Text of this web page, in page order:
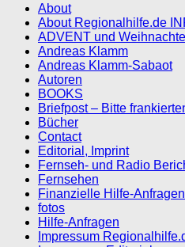
About
About Regionalhilfe.de
ADVENT und
Andreas Klamm
Andreas Klamm-Sabaot
Autoren
BOOKS
Briefpost – Bitte
Bücher
Contact
Editorial, Imprint
Fernseh- und Radio
Fernsehen
Finanzielle Hilfe-Anfragen
fotos
Hilfe-Anfragen
Impressum